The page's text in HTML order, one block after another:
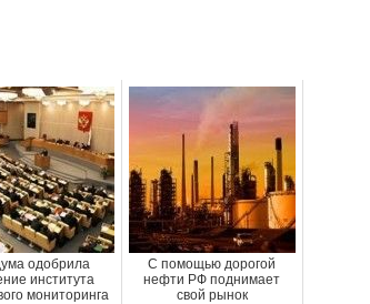
одобрила
института
мониторинга
С помощью дорогой
нефти РФ поднимает
свой рынок